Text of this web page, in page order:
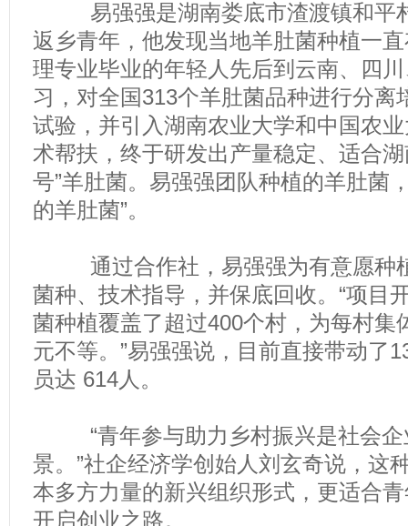
易强强是湖南娄底市渣渡镇和平
返乡青年，他发现当地羊肚菌种植一
理专业毕业的年轻人先后到云南、四
习，对全国313个羊肚菌品种进行分离
试验，并引入湖南农业大学和中国农
术帮扶，终于研发出产量稳定、适合
号”羊肚菌。易强强团队种植的羊肚菌
的羊肚菌”。
通过合作社，易强强为有意愿种
菌种、技术指导，并保底回收。“项目
菌种植覆盖了超过400个村，为每村集
元不等。”易强强说，目前直接带动了
员达 614人。
“青年参与助力乡村振兴是社会企
景。”社企经济学创始人刘玄奇说，这
本多方力量的新兴组织形式，更适合
开启创业之路。